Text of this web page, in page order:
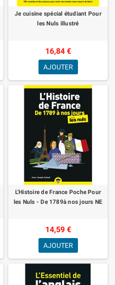
Je cuisine spécial étudiant Pour
les Nuls illustré
16,84 €
AJOUTER
L'Histoire de France Poche Pour
les Nuls - De 1789à nos jours NE
14,59 €
AJOUTER